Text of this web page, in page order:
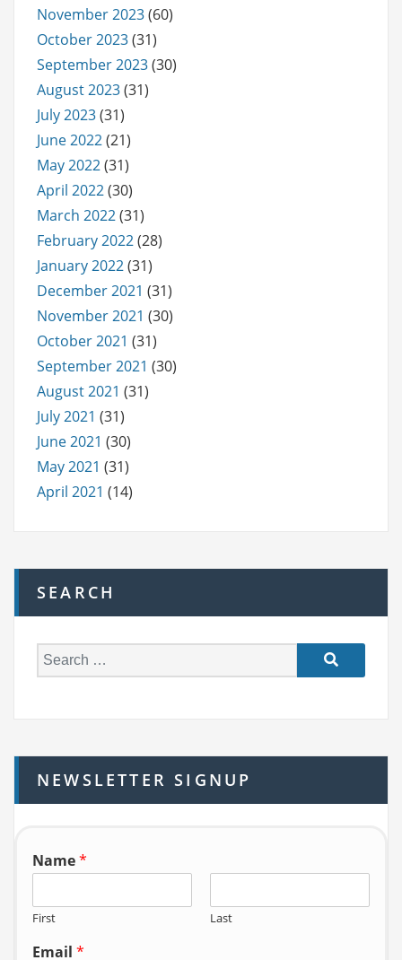
November 2023(60)
October 2023(31)
September 2023(30)
August 2023(31)
July 2023(31)
June 2022(21)
May 2022(31)
April 2022(30)
March 2022(31)
February 2022(28)
January 2022(31)
December 2021 (31)
November 2021 (30)
October 2021 (31)
September 2021 (30)
August 2021 (31)
July 2021 (31)
June 2021 (30)
May 2021 (31)
April 2021 (14)
SEARCH
e
h
f
o
NEWSLETTER SIGNUP
Name*
First Last
Email *